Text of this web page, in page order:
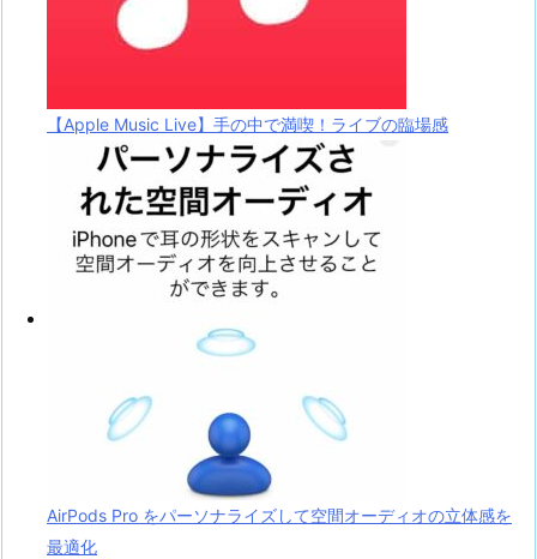
【Apple Music Live】手の中で満喫！ライブの臨場感
AirPods Pro をパーソナライズして空間オーディオの立体感を
最適化